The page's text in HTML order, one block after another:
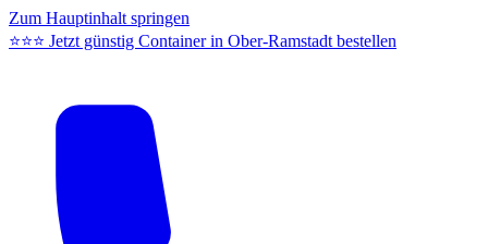
Zum Hauptinhalt springen
⭐⭐⭐ Jetzt günstig Container in Ober-Ramstadt bestellen